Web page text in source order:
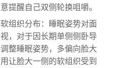
提醒自己双侧轮换咀嚼。
组织分布：睡眠姿势对面
，对于因长期单侧侧卧导
整睡眠姿势，多偏向脸大
让脸大一侧的软组织受到